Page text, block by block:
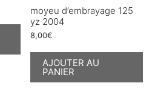
moyeu d’embrayage 125
yz 2004
8,00€
AJOUTER AU
PANIER